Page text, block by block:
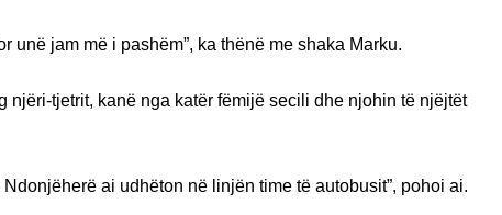
unë jam më i pashëm”, ka thënë me shaka Marku.
njëri-tjetrit, kanë nga katër fëmijë secili dhe njohin të njëjtët
ai udhëton në linjën time të autobusit”, pohoi ai.